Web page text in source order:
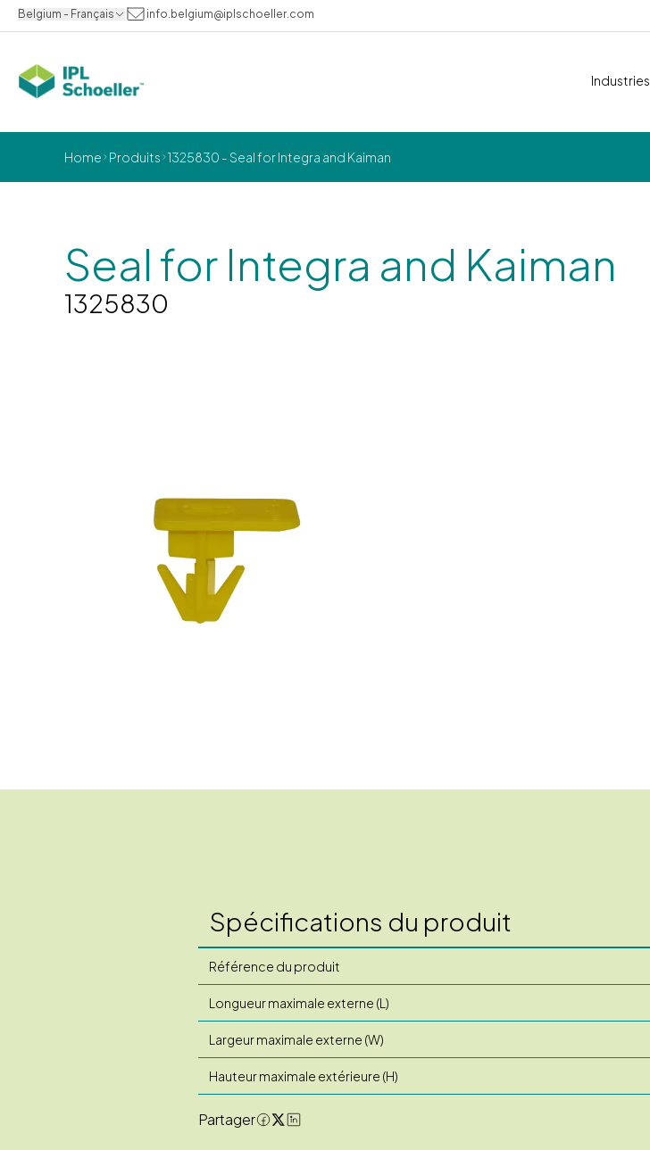
Belgium - Français info.belgium@iplschoeller.com
Industries
Home Produits 1325830 - Seal for Integra and Kaiman
Seal for Integra and Kaiman
1325830
Spécifications du produit
Référence du produit
Longueur maximale externe (L)
Largeur maximale externe (W)
Hauteur maximale extérieure (H)
Partager